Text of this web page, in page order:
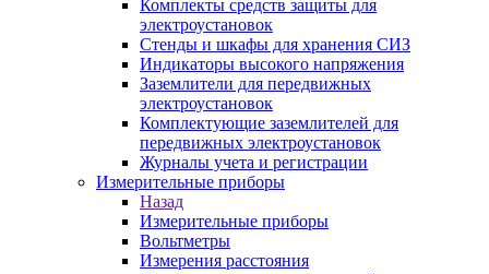
Комплекты средств защиты для
электроустановок
Стенды и шкафы для хранения СИЗ
Индикаторы высокого напряжения
Заземлители для передвижных
электроустановок
Комплектующие заземлителей для
передвижных электроустановок
Журналы учета и регистрации
Измерительные приборы
Назад
Измерительные приборы
Вольтметры
Измерения расстояния